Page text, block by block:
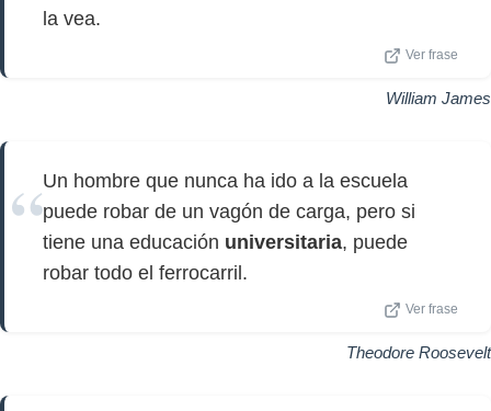
la vea.
Ver frase
William James
Un hombre que nunca ha ido a la escuela
puede robar de un vagón de carga, pero si
tiene una educación universitaria, puede
robar todo el ferrocarril.
Ver frase
Theodore Roosevelt